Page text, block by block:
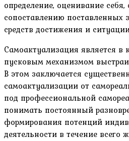
определение, оценивание себя,
сопоставлению поставленных
средств достижения и
Самоактуализация является в
пусковым механизмом
В этом заключается
самоактуализации от
под профессиональной
понимать постоянный
формирования потенций
деятельности в течение всего